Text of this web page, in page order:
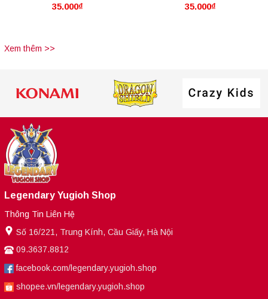
Hãng] Ultimate Crystal
35.000₫ Hãng] Advanced Crystal
35.000₫
Xem thêm >>
Legendary Yugioh Shop
Thông Tin Liên Hệ
Số 16/221, Trung Kính, Cầu Giấy, Hà Nội
09.3637.8812
facebook.com/legendary.yugioh.shop
shopee.vn/legendary.yugioh.shop